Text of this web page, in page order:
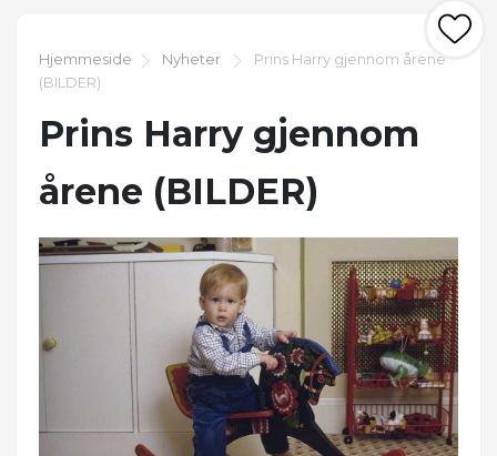
Hjemmeside Nyheter
Prins Harry gjennom årene
(BILDER)
Prins Harry gjennom
årene (BILDER)